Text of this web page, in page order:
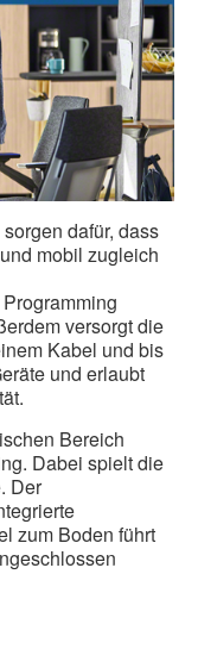
dafür, dass
mobil zugleich
versorgt die
Kabel und bis
und erlaubt
Bereich
Dabei spielt die
Der
zum Boden führt